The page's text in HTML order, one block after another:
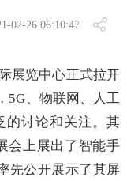
02-26 06:10:47
展览中心正式拉开
5G、物联网、人工
的讨论和关注。其
会上展出了智能手
先公开展示了其屏